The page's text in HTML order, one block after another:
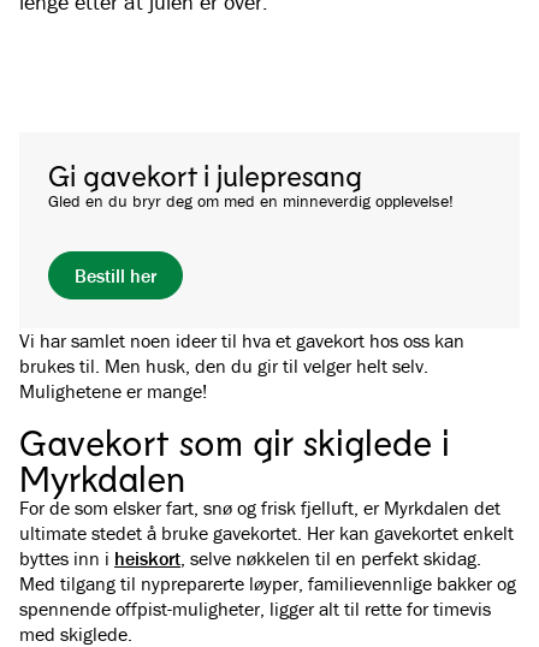
Gi gavekort i julepresang
Gled en du bryr deg om med en minneverdig opplevelse!
Bestill her
Vi har samlet noen ideer til hva et gavekort hos oss kan
brukes til. Men husk, den du gir til velger helt selv.
Mulighetene er mange!
Gavekort som gir skiglede i
Myrkdalen
For de som elsker fart, snø og frisk fjelluft, er Myrkdalen det
ultimate stedet å bruke gavekortet. Her kan gavekortet enkelt
byttes inn i heiskort, selve nøkkelen til en perfekt skidag.
Med tilgang til nypreparerte løyper, familievennlige bakker og
spennende offpist-muligheter, ligger alt til rette for timevis
med skiglede.